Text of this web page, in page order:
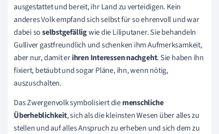
ausgestattet und bereit, ihr Land zu verteidigen. Kein
anderes Volk empfand sich selbst für so ehrenvoll und war
dabei soselbstgefälligwie die Liliputaner. Sie behandeln
Gulliver gastfreundlich und schenken ihm Aufmerksamkeit,
aber nur, damit erihren Interessen nachgeht. Sie haben ihn
fixiert, betäubt und sogar Pläne, ihn, wenn nötig,
auszuschalten.
Das Zwergenvolk symbolisiert diemenschliche
Überheblichkeit, sich als die kleinsten Wesen über alles zu
stellen und auf alles Anspruch zu erheben und sich dem zu